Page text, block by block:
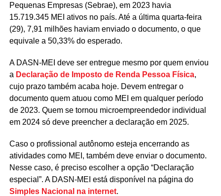
Pequenas Empresas (Sebrae), em 2023 havia
15.719.345 MEI ativos no país. Até a última quarta-feira
(29), 7,91 milhões haviam enviado o documento, o que
equivale a 50,33% do esperado.
A DASN-MEI deve ser entregue mesmo por quem enviou
a Declaração de Imposto de Renda Pessoa Física,
cujo prazo também acaba hoje. Devem entregar o
documento quem atuou como MEI em qualquer período
de 2023. Quem se tornou microempreendedor individual
em 2024 só deve preencher a declaração em 2025.
Caso o profissional autônomo esteja encerrando as
atividades como MEI, também deve enviar o documento.
Nesse caso, é preciso escolher a opção “Declaração
especial”. A DASN-MEI está disponível na página do
Simples Nacional na internet.